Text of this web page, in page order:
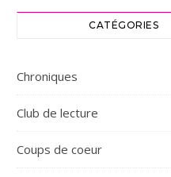
CATÉGORIES
Chroniques
Club de lecture
Coups de coeur